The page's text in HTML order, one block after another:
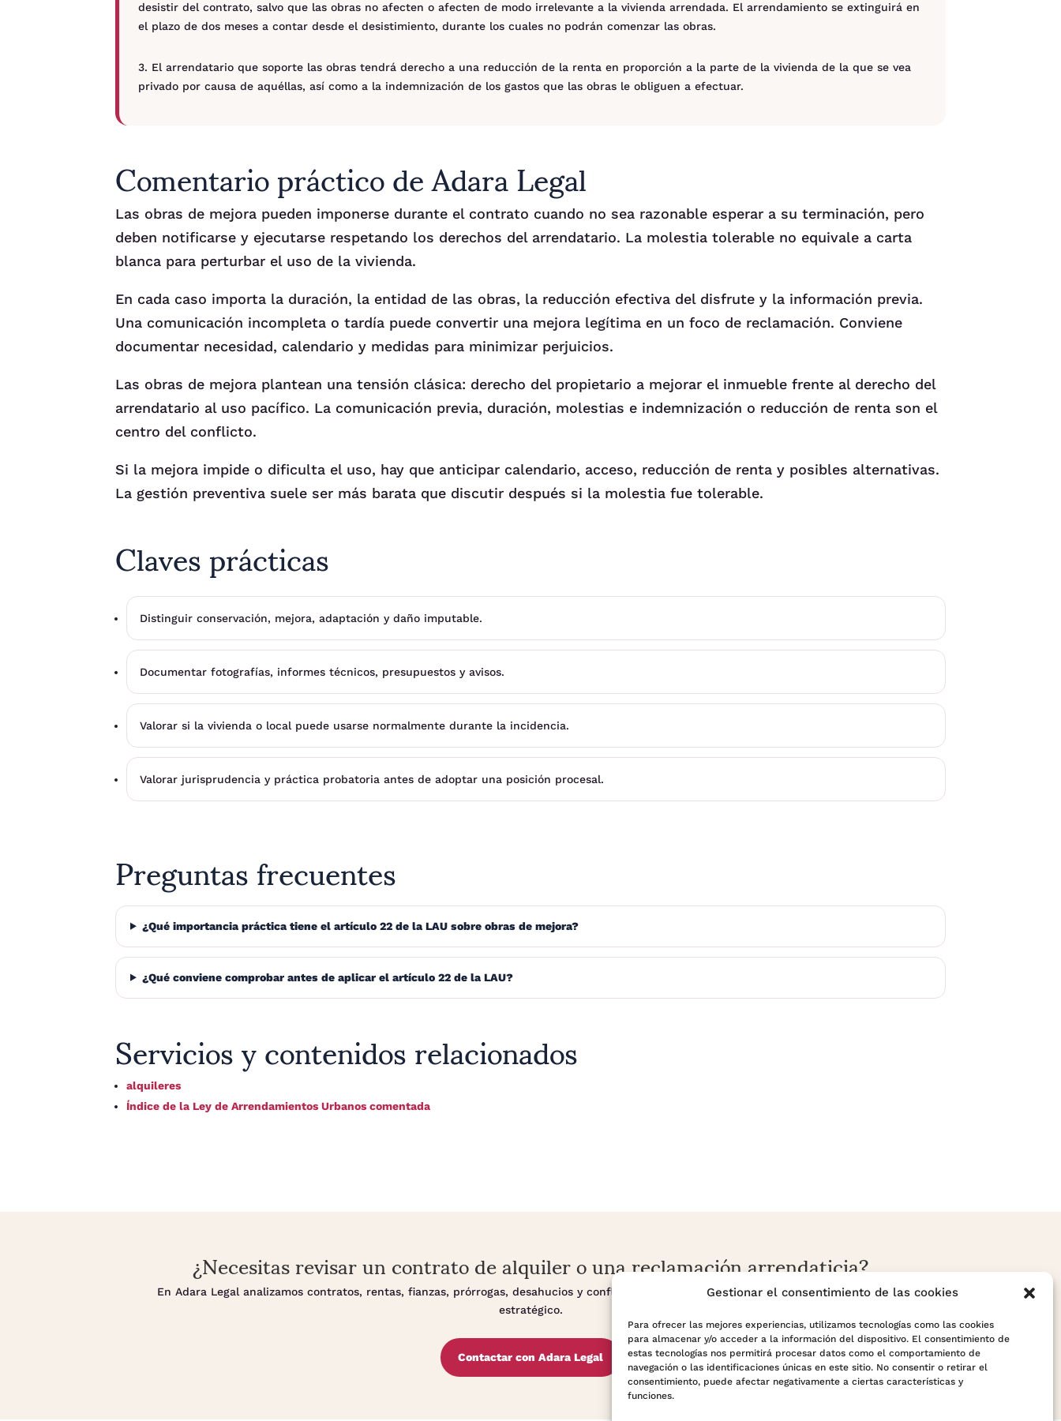
Gestionar el consentimiento de las cookies
Para ofrecer las mejores experiencias, utilizamos tecnologías como las cookies
para almacenar y/o acceder a la información del dispositivo. El consentimiento de
estas tecnologías nos permitirá procesar datos como el comportamiento de
navegación o las identificaciones únicas en este sitio. No consentir o retirar el
consentimiento, puede afectar negativamente a ciertas características y
funciones.
desistir del contrato, salvo que las obras no afecten o afecten de modo irrelevante a la vivienda arrendada. El arrendamiento se extinguirá en
el plazo de dos meses a contar desde el desistimiento, durante los cuales no podrán comenzar las obras.
3. El arrendatario que soporte las obras tendrá derecho a una reducción de la renta en proporción a la parte de la vivienda de la que se vea
privado por causa de aquéllas, así como a la indemnización de los gastos que las obras le obliguen a efectuar.
Comentario práctico de Adara Legal
Las obras de mejora pueden imponerse durante el contrato cuando no sea razonable esperar a su terminación, pero
deben notificarse y ejecutarse respetando los derechos del arrendatario. La molestia tolerable no equivale a carta
blanca para perturbar el uso de la vivienda.
En cada caso importa la duración, la entidad de las obras, la reducción efectiva del disfrute y la información previa.
Una comunicación incompleta o tardía puede convertir una mejora legítima en un foco de reclamación. Conviene
documentar necesidad, calendario y medidas para minimizar perjuicios.
Las obras de mejora plantean una tensión clásica: derecho del propietario a mejorar el inmueble frente al derecho del
arrendatario al uso pacífico. La comunicación previa, duración, molestias e indemnización o reducción de renta son el
centro del conflicto.
Si la mejora impide o dificulta el uso, hay que anticipar calendario, acceso, reducción de renta y posibles alternativas.
La gestión preventiva suele ser más barata que discutir después si la molestia fue tolerable.
Claves prácticas
Distinguir conservación, mejora, adaptación y daño imputable.
Documentar fotografías, informes técnicos, presupuestos y avisos.
Valorar si la vivienda o local puede usarse normalmente durante la incidencia.
Valorar jurisprudencia y práctica probatoria antes de adoptar una posición procesal.
Preguntas frecuentes
¿Qué importancia práctica tiene el artículo 22 de la LAU sobre obras de mejora?
¿Qué conviene comprobar antes de aplicar el artículo 22 de la LAU?
Servicios y contenidos relacionados
alquileres
Índice de la Ley de Arrendamientos Urbanos comentada
¿Necesitas revisar un contrato de alquiler o una reclamación arrendaticia?
En Adara Legal analizamos contratos, rentas, fianzas, prórrogas, desahucios y conflictos sobre vivienda o local con enfoque preventivo y
estratégico.
Contactar con Adara Legal